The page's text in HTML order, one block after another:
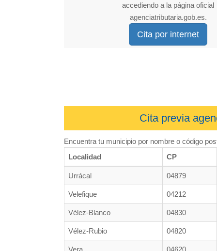
accediendo a la página oficial
agenciatributaria.gob.es.
Cita por internet
Cita previa
Encuentra tu municipio por nombre o código
Localidad
CP
Urrácal 04879
Velefique 04212
Vélez-Blanco 04830
Vélez-Rubio 04820
Vera 04620